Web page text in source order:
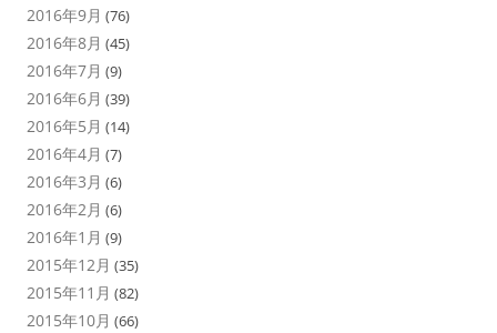
2016年9月 (76)
2016年8月 (45)
2016年7月 (9)
2016年6月 (39)
2016年5月 (14)
2016年4月 (7)
2016年3月 (6)
2016年2月 (6)
2016年1月 (9)
2015年12月 (35)
2015年11月 (82)
2015年10月 (66)